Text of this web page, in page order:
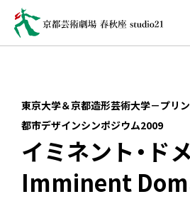
東京大学＆京都造形芸術大学－プリ
都市デザインシンポジウム2009
イミネント・ド
Imminent